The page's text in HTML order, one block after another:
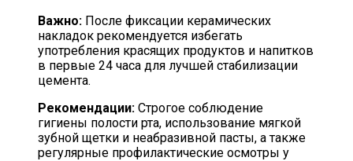
Важно: После фиксации керамических
накладок рекомендуется избегать
употребления красящих продуктов и напитков
в первые 24 часа для лучшей стабилизации
цемента.
Рекомендации: Строгое соблюдение
гигиены полости рта, использование мягкой
зубной щетки и неабразивной пасты, а также
регулярные профилактические осмотры у